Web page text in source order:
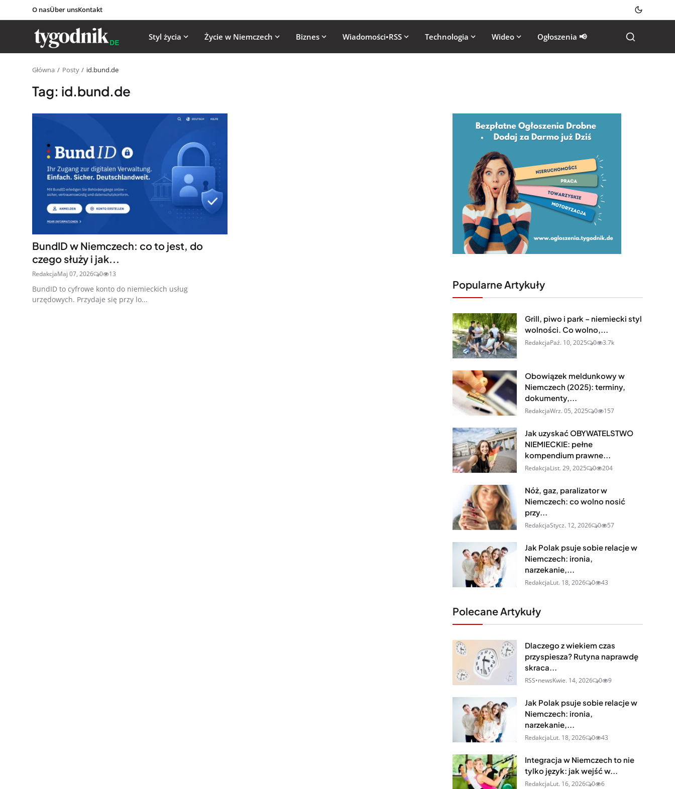
O nasÜber unsKontakt
Styl życia Życie w Niemczech Biznes Wiadomości•RSS Technologia Wideo Ogłoszenia 📢
Główna Posty id.bund.de
Tag: id.bund.de
BundID w Niemczech: co to jest, do
czego służy i jak...
RedakcjaMaj 07, 2026 0 13
BundID to cyfrowe konto do niemieckich usług
urzędowych. Przydaje się przy lo...
Popularne Artykuły
Grill, piwo i park – niemiecki styl
wolności. Co wolno,...
RedakcjaPaź. 10, 2025 0 3.7k
Obowiązek meldunkowy w
Niemczech (2025): terminy,
dokumenty,...
RedakcjaWrz. 05, 2025 0 157
Jak uzyskać OBYWATELSTWO
NIEMIECKIE: pełne
kompendium prawne...
RedakcjaList. 29, 2025 0 204
Nóż, gaz, paralizator w
Niemczech: co wolno nosić
przy...
RedakcjaStycz. 12, 2026 0 57
Jak Polak psuje sobie relacje w
Niemczech: ironia,
narzekanie,...
RedakcjaLut. 18, 2026 0 43
Polecane Artykuły
Dlaczego z wiekiem czas
przyspiesza? Rutyna naprawdę
skraca...
RSS•newsKwie. 14, 2026 0 9
Jak Polak psuje sobie relacje w
Niemczech: ironia,
narzekanie,...
RedakcjaLut. 18, 2026 0 43
Integracja w Niemczech to nie
tylko język: jak wejść w...
RedakcjaLut. 16, 2026 0 6